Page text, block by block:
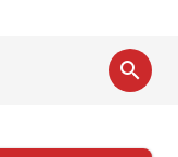
search